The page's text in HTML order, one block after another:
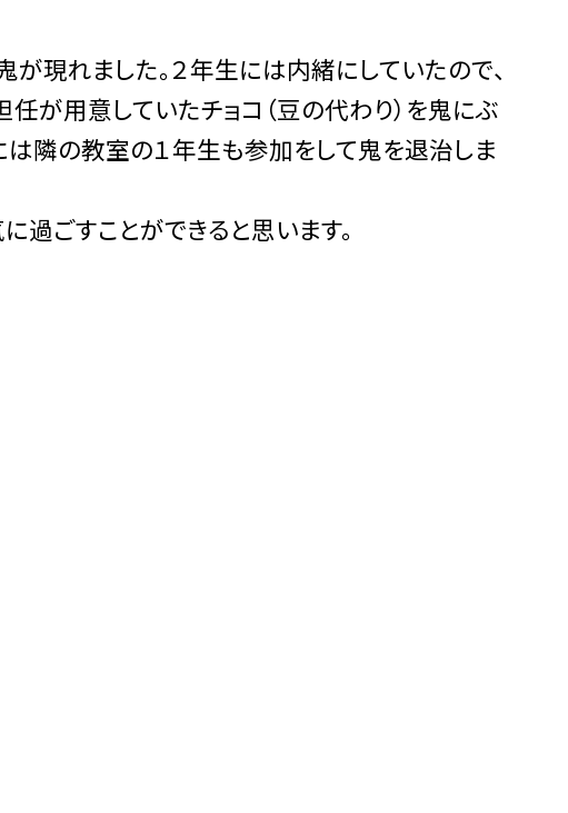
が現れました。２年生には内緒にしていたので、
任が用意していたチョコ（豆の代わり）を鬼にぶ
は隣の教室の１年生も参加をして鬼を退治しま
ごすことができると思います。